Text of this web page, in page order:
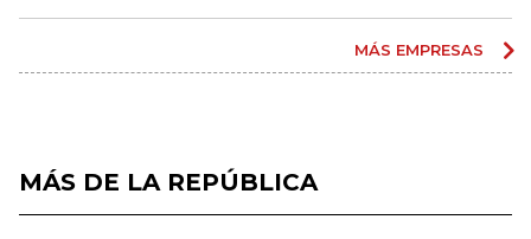
MÁS EMPRESAS
MÁS DE LA REPÚBLICA